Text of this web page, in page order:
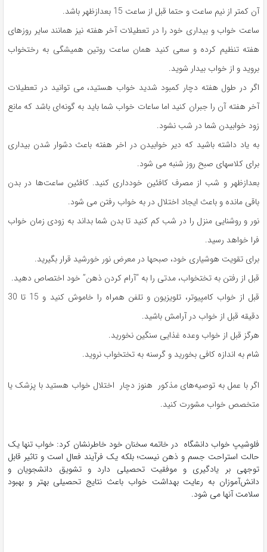
آن کمتر از نیم ساعت و حتما قبل از ساعت 15 بعدازظهر باشد.
ساعت خواب و بیداری خود را در تعطیلات آخر هفته نیز همانند سایر روزهای
هفته تنظیم کرده و سعی کنید همان ساعت روتین همیشگی به رختخواب
بروید و از خواب بیدار شوید.
اگر در طول هفته دچار کمبود شدید خواب هستید، می توانید در تعطیلات
آخر هفته آن را جبران کنید اما ساعات خواب شما باید به گونه‌ای باشد که مانع
زود خوابیدن شما در شب نشود.
به یاد داشته باشید که دیر خوابیدن در اخر هفته باعث دشوار شدن بیداری
برای کلاسهای صبح روز شنبه می شود.
بعدازظهر و شب از مصرف کافئین خودداری کنید. کافئین ساعت‌ها در بدن
باقی مانده و باعث ایجاد اختلال در به خواب رفتن می شود.
نور و روشنایی منزل را در شب کم کنید تا بدن شما بداند به زودی زمان خواب
فرا خواهد رسید.
برای تقویت هوشیاری خود، صبحها در معرض نور خورشید قرار بگیرید.
قبل از رفتن به تختخواب، مدتی را به “آرام کردن ذهن” خود اختصاص دهید.
قبل از خواب کامپیوتر، تلویزیون و تلفن همراه را خاموش کنید و 15 تا 30
دقیقه قبل از خواب در آرامش باشید.
هرگز قبل از خواب وعده غذایی سنگین نخورید.
شام به اندازه کافی بخورید و گرسنه به تختخواب نروید.
اگر با عمل به توصیه‌های مذکور هنوز دچار اختلال خواب هستید با پزشک یا
متخصص خواب مشورت کنید.
فلوشیپ خواب دانشگاه در خاتمه سخنان خود خاطرنشان کرد: خواب تنها یک
حالت استراحت جسم و ذهن نیست؛ بلکه یک فرآیند فعال است و تاثیر قابل
توجهی بر یادگیری و موفقیت تحصیلی دارد و تشویق دانشجویان و
دانش‌آموزان به رعایت بهداشت خواب باعث نتایج تحصیلی بهتر و بهبود
سلامت آنها می شود.